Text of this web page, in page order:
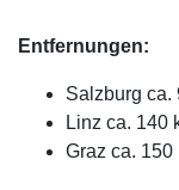
Entfernungen:
Salzburg ca.
Linz ca. 140
Graz ca. 150